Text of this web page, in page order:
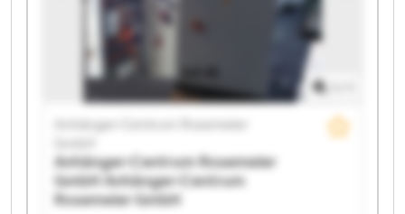
Anhänger-Centrum Rosemeier GmbH Anhänger-
Centrum Rosemeier GmbH Anhänger-Centrum
Rosemeier GmbH Anhänger-Centrum Rosemeier
GmbH Anhänger-Centrum Rosemeier GmbH
Anhänger-Centrum Rosemeier
Anhänger-Centrum Rosemeier
GmbH Anhänger-Centrum
Rosemeier GmbH